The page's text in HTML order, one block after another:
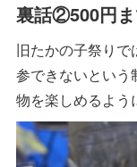
裏話②500円
旧たかの子祭り
参できないという
物を楽しめるよ